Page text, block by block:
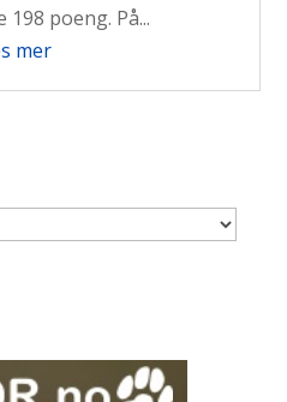
poeng. På...
mer